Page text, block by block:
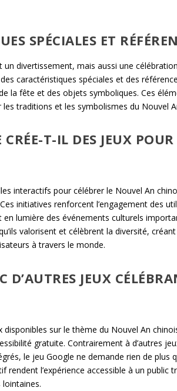
SPÉCIALES ET
un divertissement, mais aussi une
caractéristiques spéciales et des
la fête et des objets symboliques. Ces
traditions et les symbolismes du Nouvel
T-IL DES JEUX
interactifs pour célébrer le Nouvel An
initiatives renforcent l’engagement des
lumière des événements culturels
valorisent et célèbrent la diversité,
à travers le monde.
D’AUTRES JEUX
disponibles sur le thème du Nouvel An
gratuite. Contrairement à d’autres
le jeu Google ne demande rien de plus
rendent l’expérience accessible à un public